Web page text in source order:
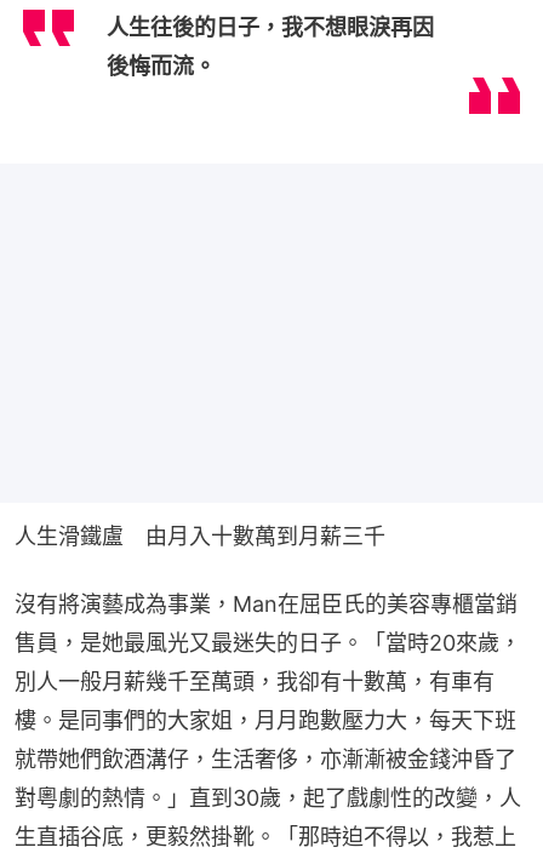
人生往後的日子，我不想眼淚再因
後悔而流。
人生滑鐵盧　由月入十數萬到月薪三千
沒有將演藝成為事業，Man在屈臣氏的美容專櫃當銷
售員，是她最風光又最迷失的日子。「當時20來歲，
別人一般月薪幾千至萬頭，我卻有十數萬，有車有
樓。是同事們的大家姐，月月跑數壓力大，每天下班
就帶她們飲酒溝仔，生活奢侈，亦漸漸被金錢沖昏了
對粵劇的熱情。」直到30歲，起了戲劇性的改變，人
生直插谷底，更毅然掛靴。「那時迫不得以，我惹上